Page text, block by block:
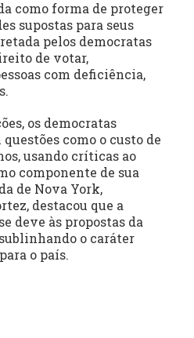
como forma de proteger
supostas para seus
pelos democratas
de votar,
com deficiência,
os democratas
como o custo de
usando críticas ao
componente de sua
de Nova York,
destacou que a
deve às propostas da
o caráter
o país.